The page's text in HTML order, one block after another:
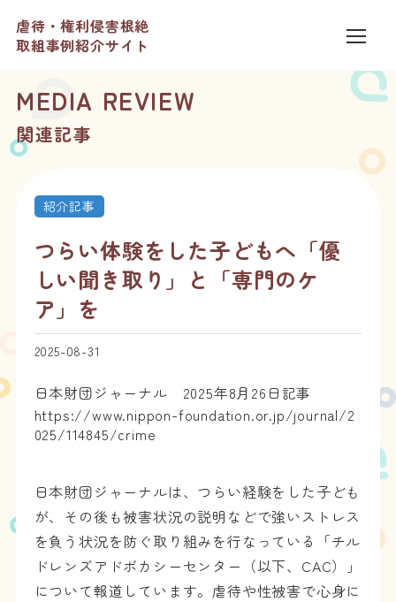
虐待・権利侵害根絶
取組事例紹介サイト
MEDIA REVIEW
関連記事
紹介記事
つらい体験をした子どもへ「優
しい聞き取り」と「専門のケ
ア」を
2025-08-31
日本財団ジャーナル 2025年8月26日記事
https://www.nippon-foundation.or.jp/journal/2
025/114845/crime
日本財団ジャーナルは、つらい経験をした子ども
が、その後も被害状況の説明などで強いストレス
を負う状況を防ぐ取り組みを行なっている「チル
ドレンズアドボカシーセンター（以下、CAC）」
について報道しています。虐待や性被害で心身に